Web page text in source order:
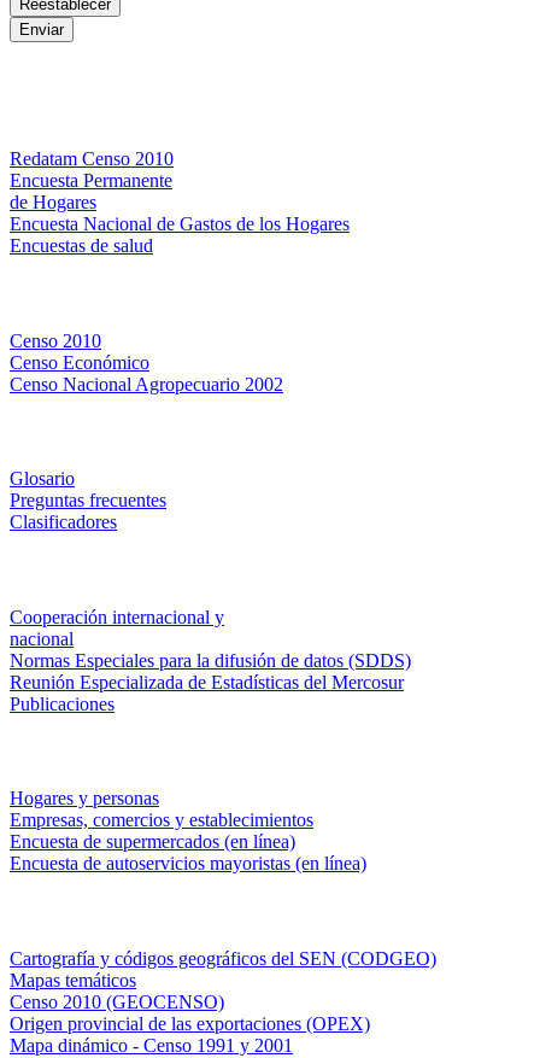
Redatam Censo 2010
Encuesta Permanente
de Hogares
Encuesta Nacional de Gastos de los Hogares
Encuestas de salud
Censo 2010
Censo Económico
Censo Nacional Agropecuario 2002
Glosario
Preguntas frecuentes
Clasificadores
Cooperación internacional y
nacional
Normas Especiales para la difusión de datos (SDDS)
Reunión Especializada de Estadísticas del Mercosur
Publicaciones
Hogares y personas
Empresas, comercios y establecimientos
Encuesta de supermercados (en línea)
Encuesta de autoservicios mayoristas (en línea)
Cartografía y códigos geográficos del SEN (CODGEO)
Mapas temáticos
Censo 2010 (GEOCENSO)
Origen provincial de las exportaciones (OPEX)
Mapa dinámico - Censo 1991 y 2001